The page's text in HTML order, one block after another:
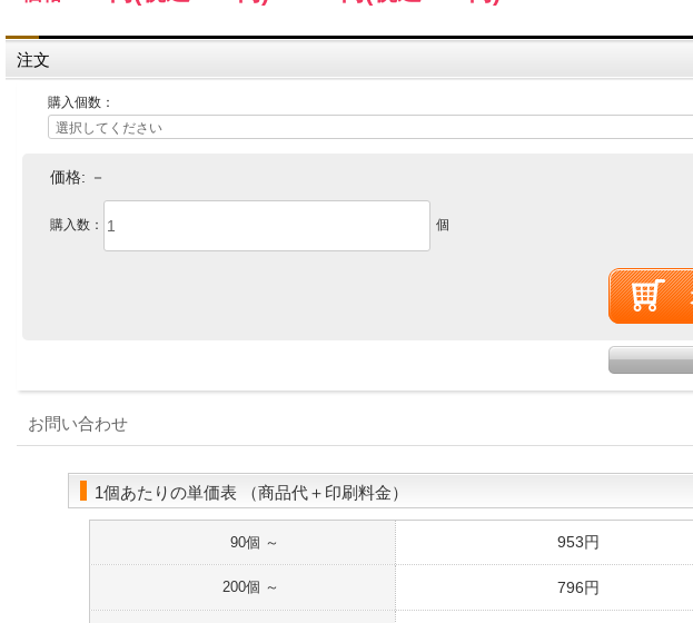
注文
購入個数：
価格: －
購入数： 個
お問い合わせ
1個あたりの単価表 （商品代＋印刷料金）
90個 ～ 953円
200個 ～ 796円